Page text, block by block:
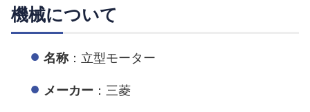
機械について
名称 ：立型モーター
メーカー ：三菱